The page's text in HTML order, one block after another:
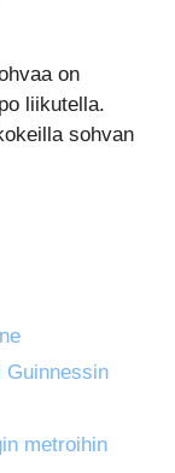
on
liikutella.
sohvan
Guinnessin
metroihin